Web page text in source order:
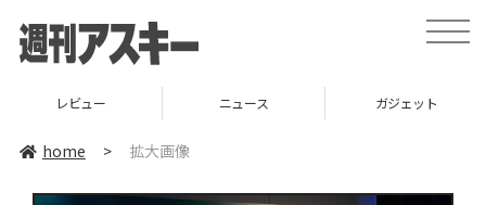
toggle
レビュー ニュース ガジェット
home > 拡大画像